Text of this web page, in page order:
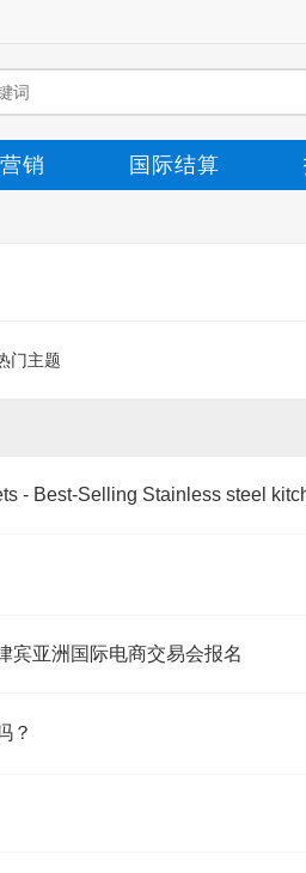
销 国际结算
门主题
- Best-Selling Stainless steel
宾亚洲国际电商交易会报名
？